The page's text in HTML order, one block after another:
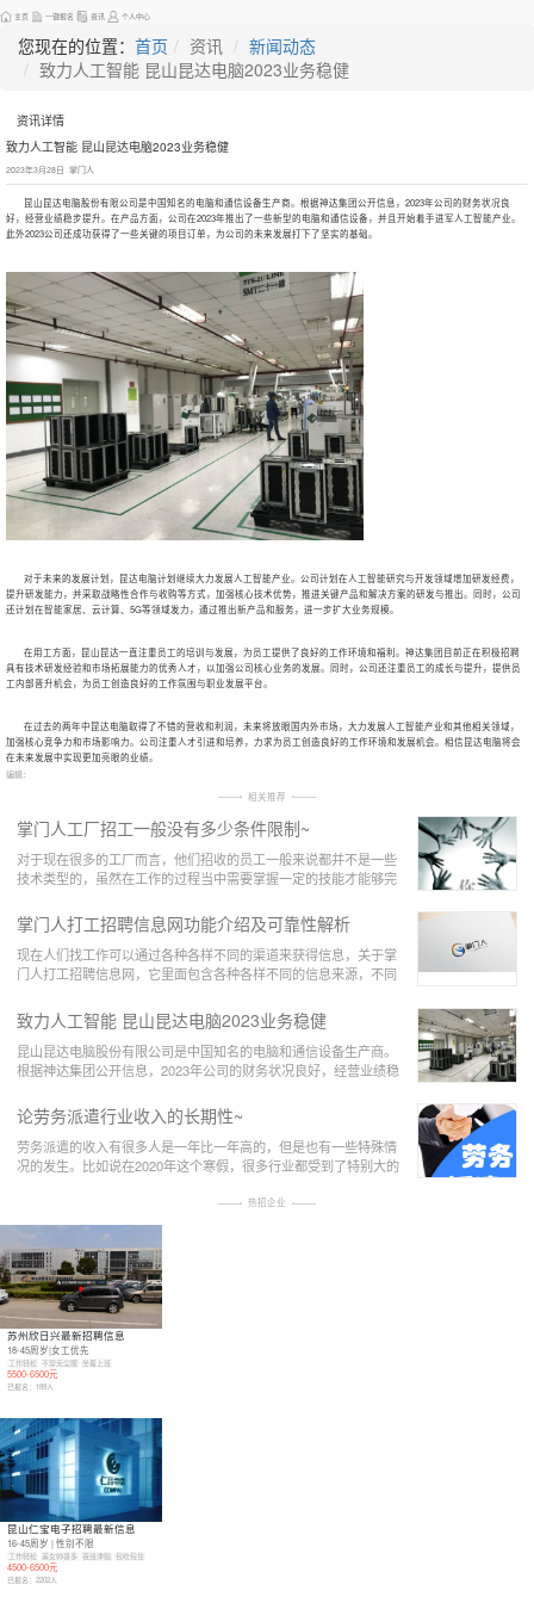
主页 一键报名 资讯 个人中心
您现在的位置： 首页 资讯
新闻动态
致力人工智能 昆山昆达电脑2023业务稳健
资讯详情
致力人工智能 昆山昆达电脑2023业务稳健
2023年3月28日 掌门人
昆山昆达电脑股份有限公司是中国知名的电脑和通信设备生产商。根据神达集团公开信息，2023年公司的财务状况良
好，经营业绩稳步提升。在产品方面，公司在2023年推出了一些新型的电脑和通信设备，并且开始着手进军人工智能产业。
此外2023公司还成功获得了一些关键的项目订单，为公司的未来发展打下了坚实的基础。
对于未来的发展计划，昆达电脑计划继续大力发展人工智能产业。公司计划在人工智能研究与开发领域增加研发经费，
提升研发能力，并采取战略性合作与收购等方式，加强核心技术优势，推进关键产品和解决方案的研发与推出。同时，公司
还计划在智能家居、云计算、5G等领域发力，通过推出新产品和服务，进一步扩大业务规模。
在用工方面，昆山昆达一直注重员工的培训与发展，为员工提供了良好的工作环境和福利。神达集团目前正在积极招聘
具有技术研发经验和市场拓展能力的优秀人才，以加强公司核心业务的发展。同时，公司还注重员工的成长与提升，提供员
工内部晋升机会，为员工创造良好的工作氛围与职业发展平台。
在过去的两年中昆达电脑取得了不错的营收和利润，未来将放眼国内外市场，大力发展人工智能产业和其他相关领域，
加强核心竞争力和市场影响力。公司注重人才引进和培养，力求为员工创造良好的工作环境和发展机会。相信昆达电脑将会
在未来发展中实现更加亮眼的业绩。
编辑：
相关推荐
掌门人工厂招工一般没有多少条件限制~
对于现在很多的工厂而言，他们招收的员工一般来说都并不是一些
技术类型的，虽然在工作的过程当中需要掌握一定的技能才能够完
掌门人打工招聘信息网功能介绍及可靠性解析
现在人们找工作可以通过各种各样不同的渠道来获得信息，关于掌
门人打工招聘信息网，它里面包含各种各样不同的信息来源，不同
致力人工智能 昆山昆达电脑2023业务稳健
昆山昆达电脑股份有限公司是中国知名的电脑和通信设备生产商。
根据神达集团公开信息，2023年公司的财务状况良好，经营业绩稳
论劳务派遣行业收入的长期性~
劳务派遣的收入有很多人是一年比一年高的，但是也有一些特殊情
况的发生。比如说在2020年这个寒假，很多行业都受到了特别大的
热招企业
苏州欣日兴最新招聘信息
18-45周岁|女工优先
工作轻松 不穿无尘服 坐着上班
5500-6500元
已报名： 189人
昆山仁宝电子招聘最新信息
16-45周岁 | 性别不限
工作轻松 美女帅哥多 夜班津贴 包吃包住
4500-6500元
已报名： 2202人